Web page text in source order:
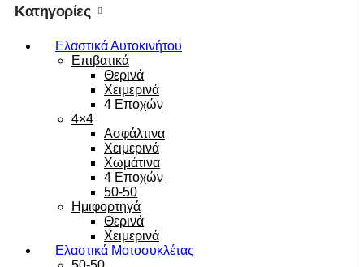
Κατηγορίες
Ελαστικά Αυτοκινήτου
Επιβατικά
Θερινά
Χειμερινά
4 Εποχών
4×4
Ασφάλτινα
Χειμερινά
Χωμάτινα
4 Εποχών
50-50
Ημιφορτηγά
Θερινά
Χειμερινά
Ελαστικά Μοτοσυκλέτας